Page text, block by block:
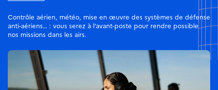
Contrôle aérien, météo, mise en œuvre des systèmes de défense
anti-aériens… : vous serez à l’avant-poste pour rendre possible
nos missions dans les airs.